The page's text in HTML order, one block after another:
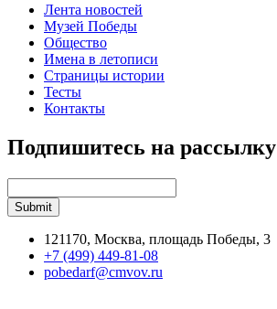
Лента новостей
Музей Победы
Общество
Имена в летописи
Страницы истории
Тесты
Контакты
Подпишитесь на рассылку
121170, Москва, площадь Победы, 3
+7 (499) 449-81-08
pobedarf@cmvov.ru